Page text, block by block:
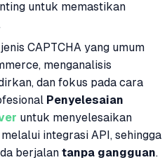
untuk memastikan
CAPTCHA yang umum
menganalisis
dan fokus pada cara
Penyelesaian
untuk menyelesaikan
integrasi API, sehingga
berjalan tanpa gangguan.